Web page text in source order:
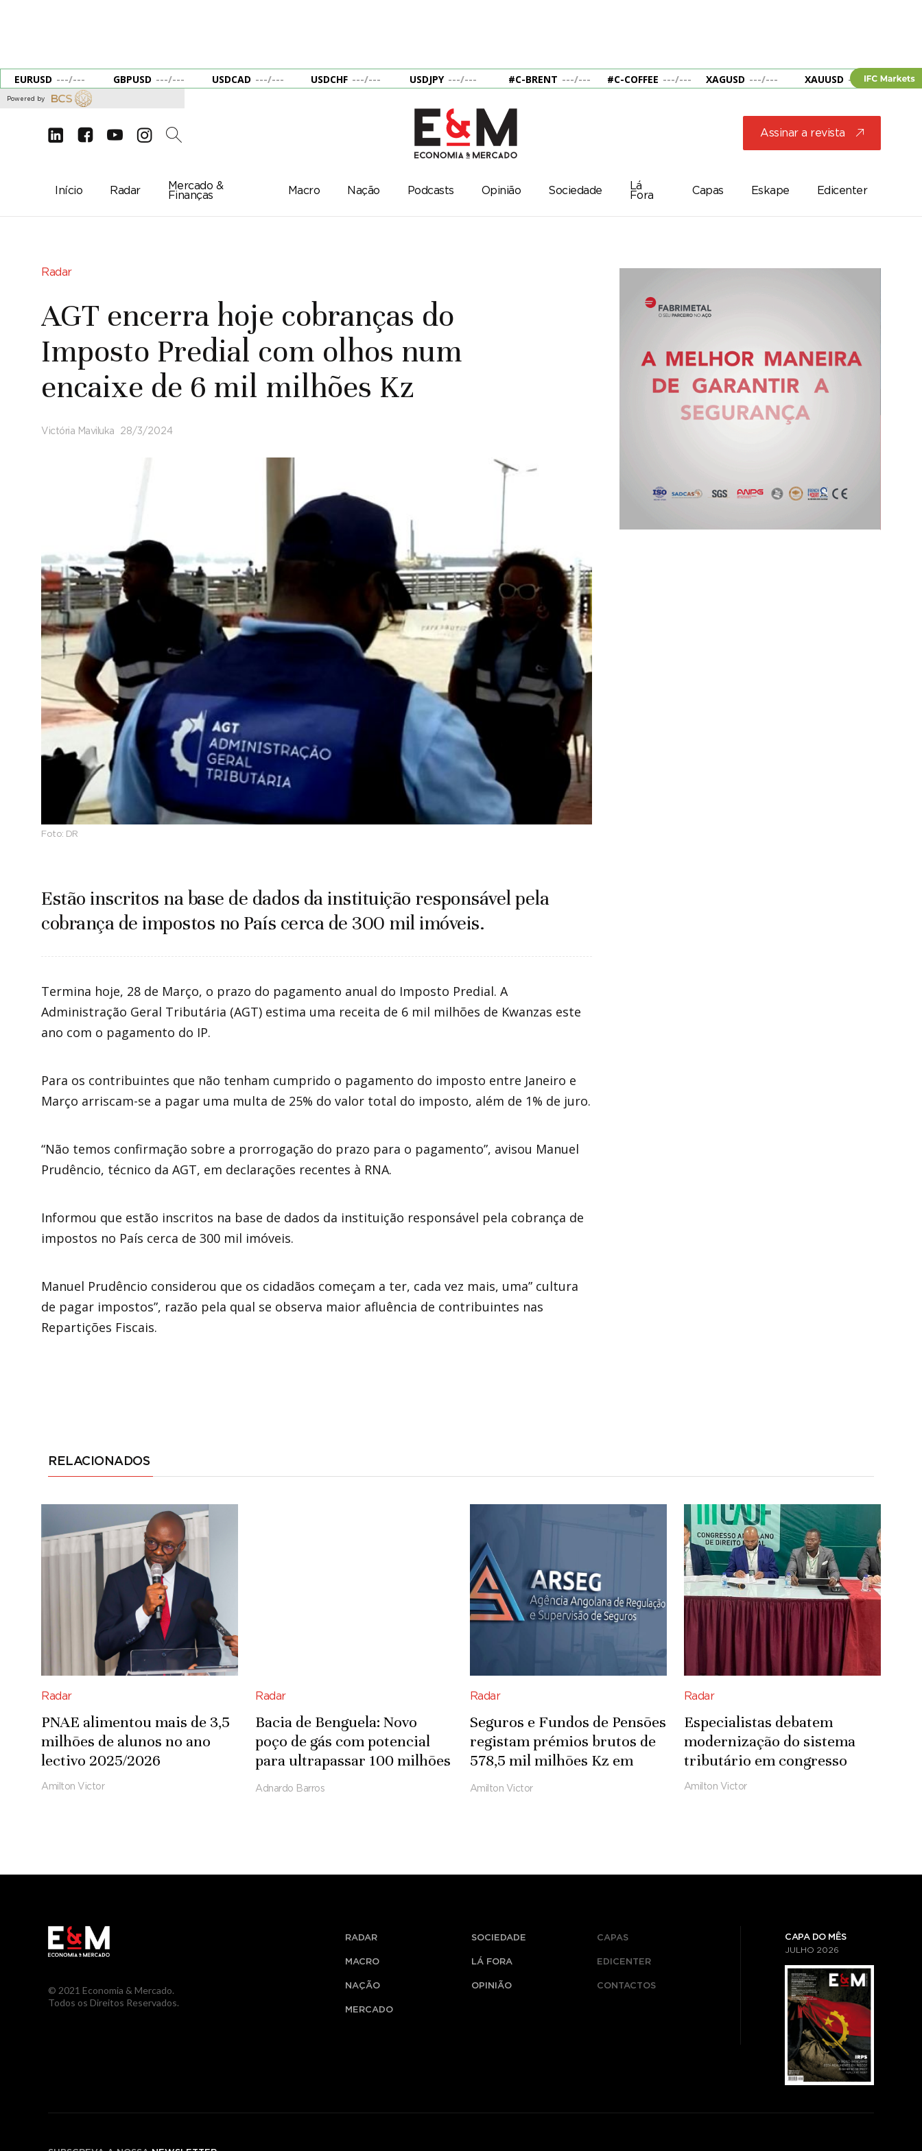
EURUSD ---/--- GBPUSD ---/--- USDCAD ---/--- USDCHF ---/--- USDJPY ---/--- #C-BRENT ---/--- #C-COFFEE ---/--- XAGUSD ---/--- XAUUSD --- ---
Powered by
d e g c 2 Assinar a revista j
Início Radar
Mercado &
Finanças
Macro Nação Podcasts Opinião Sociedade
Lá
Fora
Capas Eskape Edicenter
Radar
AGT encerra hoje cobranças do
Imposto Predial com olhos num
encaixe de 6 mil milhões Kz
Victória Maviluka 28/3/2024
Foto: DR
Estão inscritos na base de dados da instituição responsável pela
cobrança de impostos no País cerca de 300 mil imóveis.
Termina hoje, 28 de Março, o prazo do pagamento anual do Imposto Predial. A
Administração Geral Tributária (AGT) estima uma receita de 6 mil milhões de Kwanzas este
ano com o pagamento do IP.
Para os contribuintes que não tenham cumprido o pagamento do imposto entre Janeiro e
Março arriscam-se a pagar uma multa de 25% do valor total do imposto, além de 1% de juro.
“Não temos confirmação sobre a prorrogação do prazo para o pagamento”, avisou Manuel
Prudêncio, técnico da AGT, em declarações recentes à RNA.
Informou que estão inscritos na base de dados da instituição responsável pela cobrança de
impostos no País cerca de 300 mil imóveis.
Manuel Prudêncio considerou que os cidadãos começam a ter, cada vez mais, uma” cultura
de pagar impostos”, razão pela qual se observa maior afluência de contribuintes nas
Repartições Fiscais.
RELACIONADOS
Radar
PNAE alimentou mais de 3,5
milhões de alunos no ano
lectivo 2025/2026
Amilton Victor
Radar
Bacia de Benguela: Novo
poço de gás com potencial
para ultrapassar 100 milhões
de pés cúbicos por dia
Adnardo Barros
Radar
Seguros e Fundos de Pensões
registam prémios brutos de
578,5 mil milhões Kz em
2025
Amilton Victor
Radar
Especialistas debatem
modernização do sistema
tributário em congresso
Amilton Victor
© 2021 Economia & Mercado.
Todos os Direitos Reservados.
RADAR
MACRO
NAÇÃO
MERCADO
SOCIEDADE
LÁ FORA
OPINIÃO
CAPAS
EDICENTER
CONTACTOS
CAPA DO MÊS
JULHO 2026